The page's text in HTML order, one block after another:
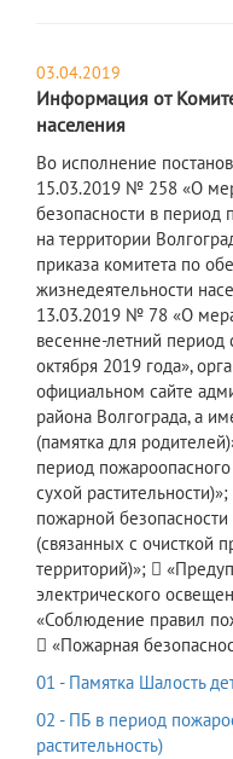
03.04.2019
Информация от
населения
Во исполнение
15.03.2019 № 258 «О
безопасности в период
на территории
приказа комитета по
жизнедеятельности
13.03.2019 № 78 «О
весенне-летний период
октября 2019 года»,
официальном сайте
района Волгограда, а
(памятка для
период
сухой
пожарной
(связанных с очисткой
территорий)»; 
электрического
«Соблюдение правил
 «Пожарная
01 - Памятка Шалость
02 - ПБ в период
растительность)